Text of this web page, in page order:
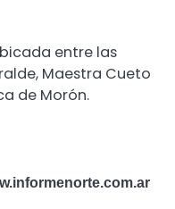
entre las
Maestra Cueto
de Morón.